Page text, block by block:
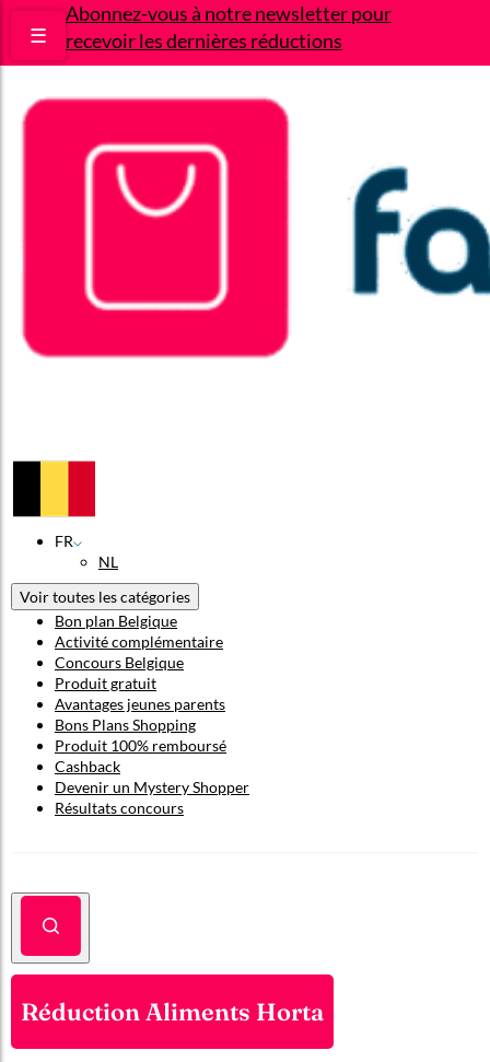
Abonnez-vous à notre newsletter pour
recevoir les dernières réductions
☰
FR
NL
Voir toutes les catégories
Bon plan Belgique
Activité complémentaire
Concours Belgique
Produit gratuit
Avantages jeunes parents
Bons Plans Shopping
Produit 100% remboursé
Cashback
Devenir un Mystery Shopper
Résultats concours
Réduction Aliments Horta